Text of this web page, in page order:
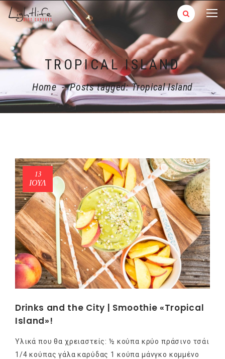
TROPICAL ISLAND
Home - Posts tagged: Tropical Island
13
ΙΟΎΛ
Drinks and the City | Smoothie «Tropical
Island»!
Υλικά που θα χρειαστείς: ½ κούπα κρύο πράσινο τσάι
1/4 κούπας γάλα καρύδας 1 κούπα μάνγκο κομμένο